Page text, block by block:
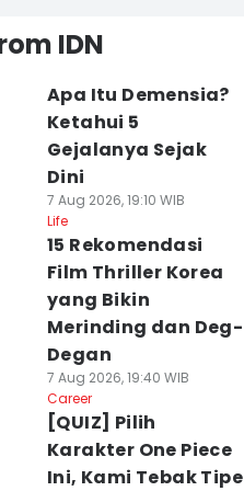
IDN
Apa Itu Demensia?
Ketahui 5
Gejalanya Sejak
Dini
7 Aug 2026, 19:10 WIB
Life
15 Rekomendasi
Film Thriller Korea
yang Bikin
Merinding dan Deg-
Degan
7 Aug 2026, 19:40 WIB
Career
[QUIZ] Pilih
Karakter One Piece
Ini, Kami Tebak Tipe